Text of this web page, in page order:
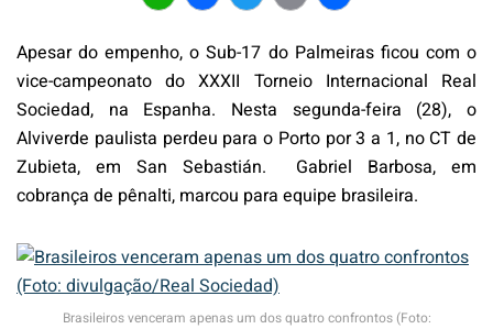
WhatsApp
Facebook
Twitter
EmailShare
Apesar do empenho, o Sub-17 do Palmeiras ficou com o
vice-campeonato do XXXII Torneio Internacional Real
Sociedad, na Espanha. Nesta segunda-feira (28), o
Alviverde paulista perdeu para o Porto por 3 a 1, no CT de
Zubieta, em San Sebastián. Gabriel Barbosa, em
cobrança de pênalti, marcou para equipe brasileira.
Brasileiros venceram apenas um dos quatro confrontos (Foto: